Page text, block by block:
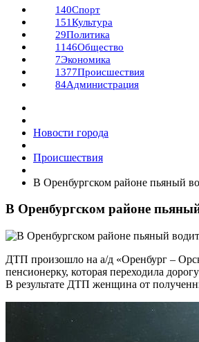
140Спорт
151Культура
29Политика
1146Общество
7Экономика
1377Происшествия
84Администрация
Новости города
Происшествия
В Оренбургском районе пьяный
В Оренбургском районе
ДТП произошло на а/д «Оренбург –
пенсионерку, которая переходила
В результате ДТП женщина от